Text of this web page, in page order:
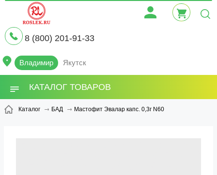
8 (800) 201-91-33
Владимир Якутск
КАТАЛОГ ТОВАРОВ
Каталог БАД Мастофит Эвалар капс. 0,3г N60